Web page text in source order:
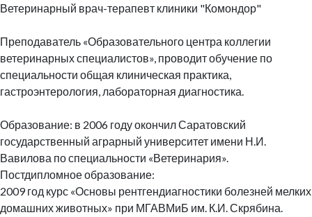
Ветеринарный врач-терапевт клиники "Комондор"
Преподаватель «Образовательного центра коллегии
ветеринарных специалистов», проводит обучение по
специальности общая клиническая практика,
гастроэнтерология, лабораторная диагностика.
Образование: в 2006 году окончил Саратовский
государственный аграрный университет имени Н.И.
Вавилова по специальности «Ветеринария».
Постдипломное образование:
2009 год курс «Основы рентгендиагностики болезней мелких
домашних животных» при МГАВМиБ им. К.И. Скрябина.